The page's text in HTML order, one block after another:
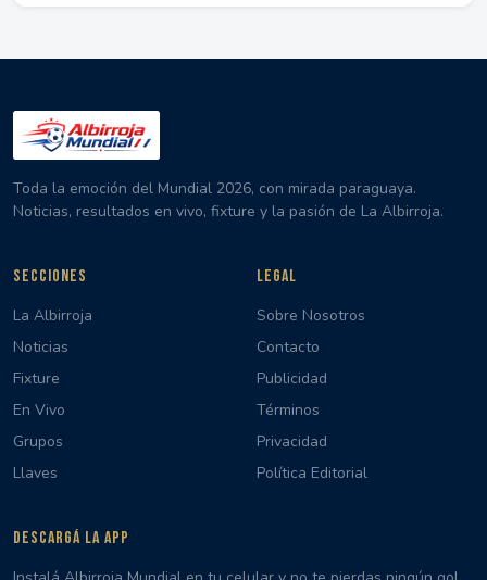
Toda la emoción del Mundial 2026, con mirada paraguaya.
Noticias, resultados en vivo, fixture y la pasión de La Albirroja.
SECCIONES
La Albirroja
Noticias
Fixture
En Vivo
Grupos
Llaves
LEGAL
Sobre Nosotros
Contacto
Publicidad
Términos
Privacidad
Política Editorial
DESCARGÁ LA APP